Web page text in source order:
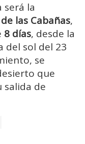
será la
las Cabañas,
8 días, desde la
del sol del 23
se
que
salida de